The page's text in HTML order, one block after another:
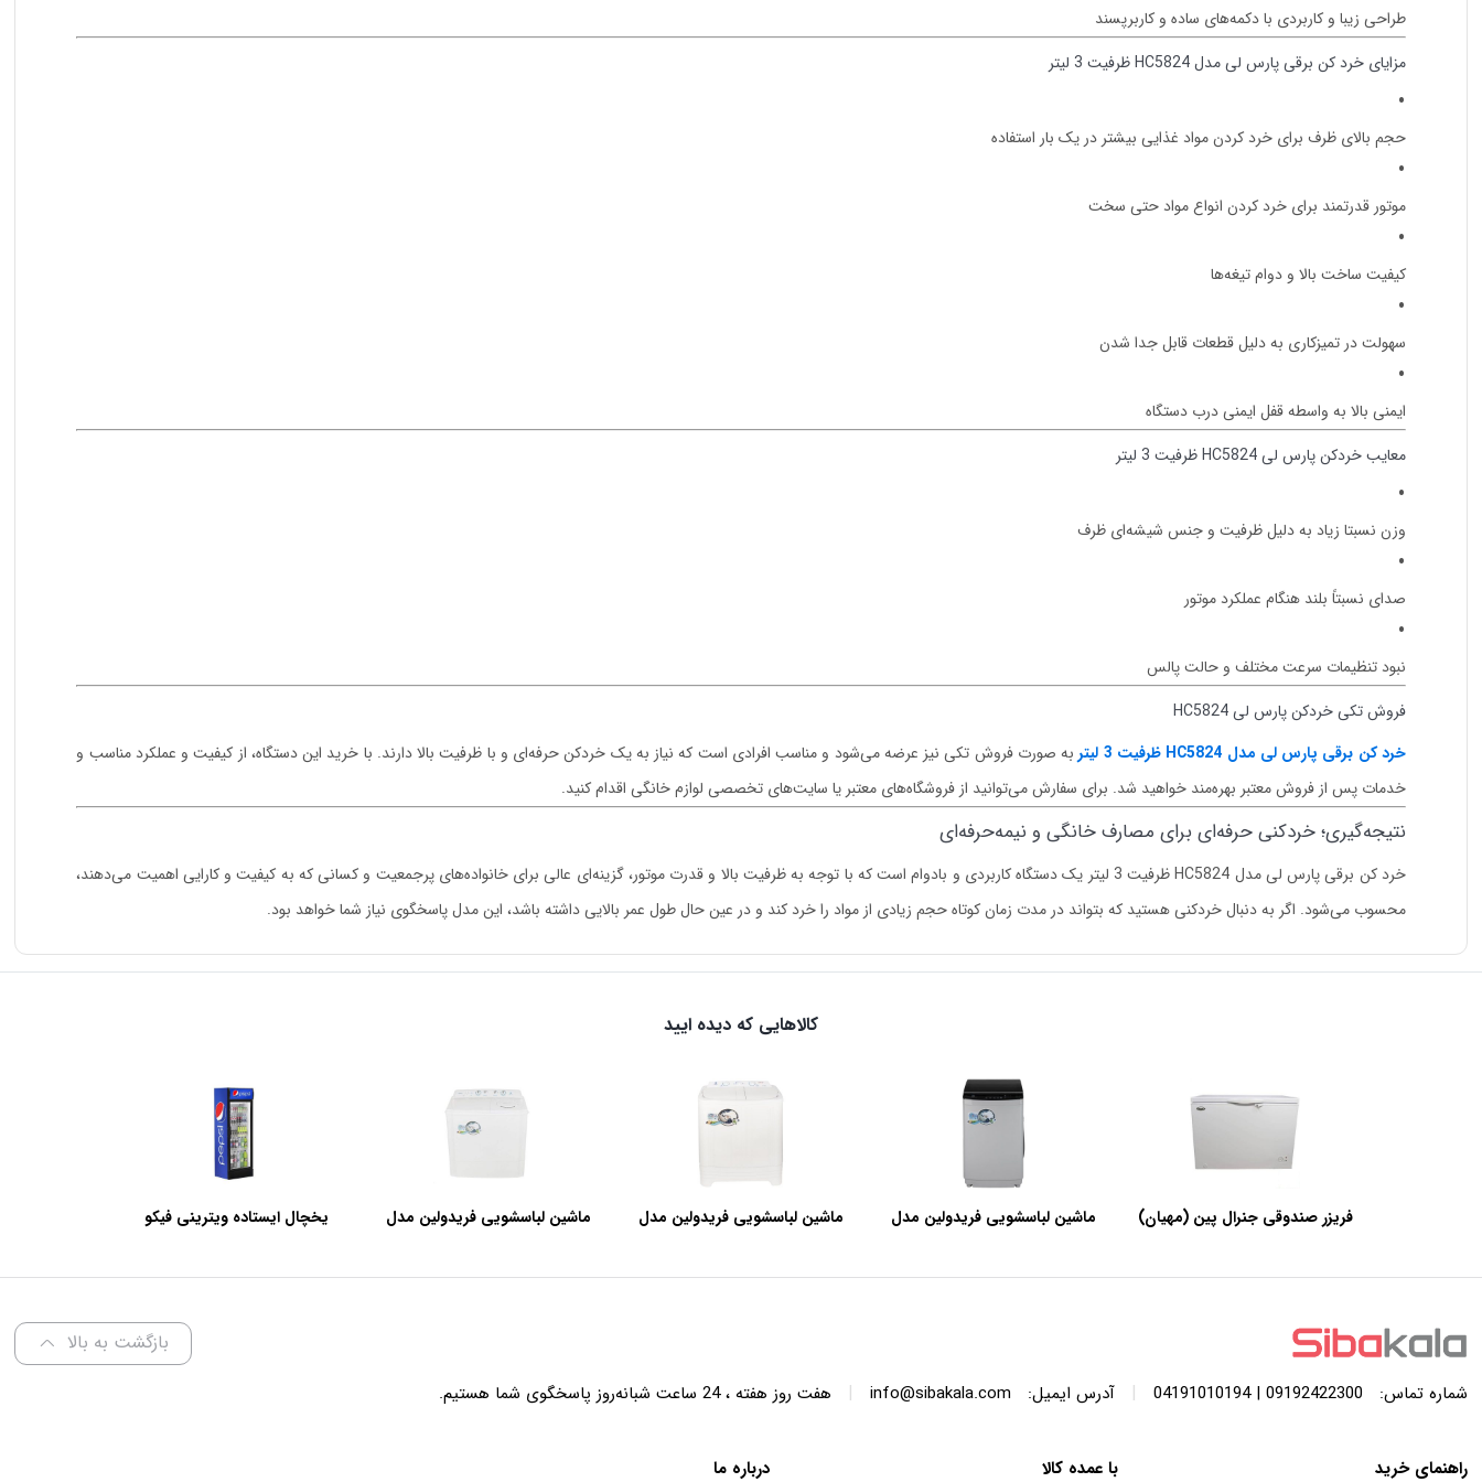
طراحی زیبا و کاربردی با دکمه‌های ساده و کاربرپسند
مزایای خرد کن برقی پارس لی مدل HC5824 ظرفیت 3 لیتر
حجم بالای ظرف برای خرد کردن مواد غذایی بیشتر در یک بار استفاده
موتور قدرتمند برای خرد کردن انواع مواد حتی سخت
کیفیت ساخت بالا و دوام تیغه‌ها
سهولت در تمیزکاری به دلیل قطعات قابل جدا شدن
ایمنی بالا به واسطه قفل ایمنی درب دستگاه
معایب خردکن پارس لی HC5824 ظرفیت 3 لیتر
وزن نسبتا زیاد به دلیل ظرفیت و جنس شیشه‌ای ظرف
صدای نسبتاً بلند هنگام عملکرد موتور
نبود تنظیمات سرعت مختلف و حالت پالس
فروش تکی خردکن پارس لی HC5824
خرد کن برقی پارس لی مدل HC5824 ظرفیت 3 لیتر
به صورت فروش تکی نیز عرضه می‌شود و مناسب افرادی است که نیاز به یک خردکن حرفه‌ای و با ظرفیت بالا دارند. با خرید این دستگاه، از کیفیت و عملکرد مناسب و
خدمات پس از فروش معتبر بهره‌مند خواهید شد. برای سفارش می‌توانید از فروشگاه‌های معتبر یا سایت‌های تخصصی لوازم خانگی اقدام کنید.
نتیجه‌گیری؛ خردکنی حرفه‌ای برای مصارف خانگی و نیمه‌حرفه‌ای
خرد کن برقی پارس لی مدل HC5824 ظرفیت 3 لیتر یک دستگاه کاربردی و بادوام است که با توجه به ظرفیت بالا و قدرت موتور، گزینه‌ای عالی برای خانواده‌های پرجمعیت و کسانی که به کیفیت و کارایی اهمیت می‌دهند،
محسوب می‌شود. اگر به دنبال خردکنی هستید که بتواند در مدت زمان کوتاه حجم زیادی از مواد را خرد کند و در عین حال طول عمر بالایی داشته باشد، این مدل پاسخگوی نیاز شما خواهد بود.
کالاهایی که دیده ایید
فریزر صندوقی جنرال پین (مهیان)
ماشین لباسشویی فریدولین مدل
ماشین لباسشویی فریدولین مدل
ماشین لباسشویی فریدولین مدل
یخچال ایستاده ویترینی فیکو
بازگشت به بالا
شماره تماس: 09192422300 | 04191010194
| آدرس ایمیل: info@sibakala.com
| هفت روز هفته ، 24 ساعت شبانه‌روز پاسخگوی شما هستیم.
راهنمای خرید با عمده کالا درباره ما